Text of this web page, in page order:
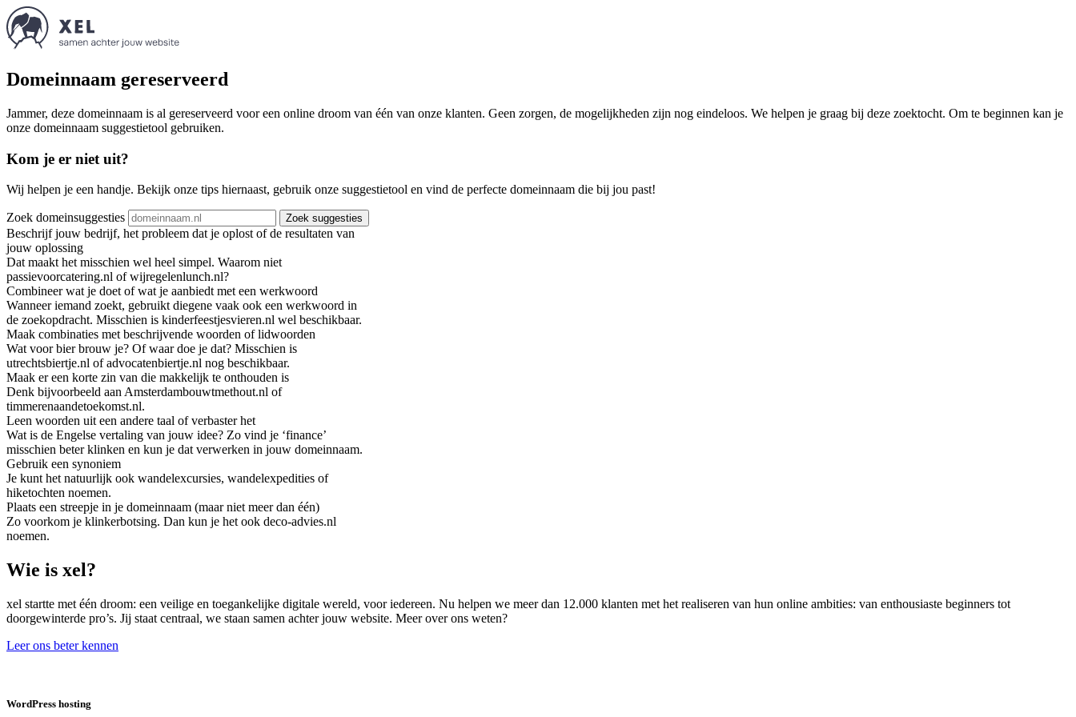
Domeinnaam gereserveerd
Jammer, deze domeinnaam is al gereserveerd voor een online droom van één van onze klanten. Geen zorgen, de mogelijkheden zijn nog eindeloos. We helpen je graag bij deze zoektocht. Om te beginnen kan je
onze domeinnaam suggestietool gebruiken.
Kom je er niet uit?
Wij helpen je een handje. Bekijk onze tips hiernaast, gebruik onze suggestietool en vind de perfecte domeinnaam die bij jou past!
Zoek domeinsuggesties Zoek suggesties
Beschrijf jouw bedrijf, het probleem dat je oplost of de resultaten van
jouw oplossing
Dat maakt het misschien wel heel simpel. Waarom niet
passievoorcatering.nl of wijregelenlunch.nl?
Combineer wat je doet of wat je aanbiedt met een werkwoord
Wanneer iemand zoekt, gebruikt diegene vaak ook een werkwoord in
de zoekopdracht. Misschien is kinderfeestjesvieren.nl wel beschikbaar.
Maak combinaties met beschrijvende woorden of lidwoorden
Wat voor bier brouw je? Of waar doe je dat? Misschien is
utrechtsbiertje.nl of advocatenbiertje.nl nog beschikbaar.
Maak er een korte zin van die makkelijk te onthouden is
Denk bijvoorbeeld aan Amsterdambouwtmethout.nl of
timmerenaandetoekomst.nl.
Leen woorden uit een andere taal of verbaster het
Wat is de Engelse vertaling van jouw idee? Zo vind je ‘finance’
misschien beter klinken en kun je dat verwerken in jouw domeinnaam.
Gebruik een synoniem
Je kunt het natuurlijk ook wandelexcursies, wandelexpedities of
hiketochten noemen.
Plaats een streepje in je domeinnaam (maar niet meer dan één)
Zo voorkom je klinkerbotsing. Dan kun je het ook deco-advies.nl
noemen.
Wie is xel?
xel startte met één droom: een veilige en toegankelijke digitale wereld, voor iedereen. Nu helpen we meer dan 12.000 klanten met het realiseren van hun online ambities: van enthousiaste beginners tot
doorgewinterde pro’s. Jij staat centraal, we staan samen achter jouw website. Meer over ons weten?
Leer ons beter kennen
WordPress hosting